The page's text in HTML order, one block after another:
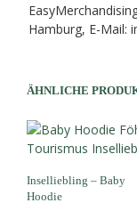
Hamburg, E-Mail:
ÄHNLICHE
Inselliebling – Baby
Hoodie